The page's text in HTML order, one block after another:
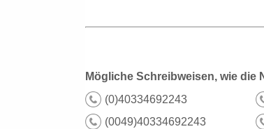
Mögliche Schreibweisen, wie die
(0)40334692243
(0049)40334692243